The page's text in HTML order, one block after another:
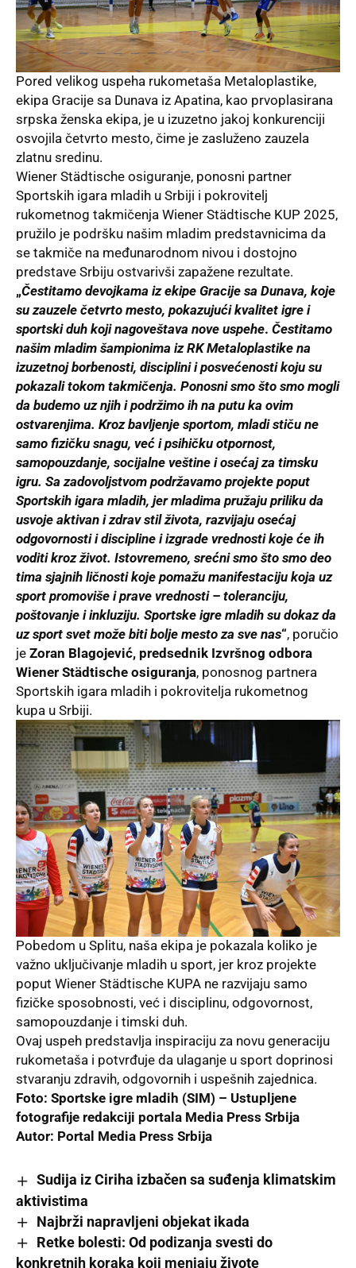
Pored velikog uspeha rukometaša Metaloplastike,
ekipa Gracije sa Dunava iz Apatina, kao prvoplasirana
srpska ženska ekipa, je u izuzetno jakoj konkurenciji
osvojila četvrto mesto, čime je zasluženo zauzela
zlatnu sredinu.
Wiener Städtische osiguranje, ponosni partner
Sportskih igara mladih u Srbiji i pokrovitelj
rukometnog takmičenja Wiener Städtische KUP 2025,
pružilo je podršku našim mladim predstavnicima da
se takmiče na međunarodnom nivou i dostojno
predstave Srbiju ostvarivši zapažene rezultate.
„Čestitamo devojkama iz ekipe Gracije sa Dunava, koje
su zauzele četvrto mesto, pokazujući kvalitet igre i
sportski duh koji nagoveštava nove uspehe. Čestitamo
našim mladim šampionima iz RK Metaloplastike na
izuzetnoj borbenosti, disciplini i posvećenosti koju su
pokazali tokom takmičenja. Ponosni smo što smo mogli
da budemo uz njih i podržimo ih na putu ka ovim
ostvarenjima. Kroz bavljenje sportom, mladi stiču ne
samo fizičku snagu, već i psihičku otpornost,
samopouzdanje, socijalne veštine i osećaj za timsku
igru. Sa zadovoljstvom podržavamo projekte poput
Sportskih igara mladih, jer mladima pružaju priliku da
usvoje aktivan i zdrav stil života, razvijaju osećaj
odgovornosti i discipline i izgrade vrednosti koje će ih
voditi kroz život. Istovremeno, srećni smo što smo deo
tima sjajnih ličnosti koje pomažu manifestaciju koja uz
sport promoviše i prave vrednosti – toleranciju,
poštovanje i inkluziju. Sportske igre mladih su dokaz da
uz sport svet može biti bolje mesto za sve nas“, poručio
je Zoran Blagojević, predsednik Izvršnog odbora
Wiener Städtische osiguranja, ponosnog partnera
Sportskih igara mladih i pokrovitelja rukometnog
kupa u Srbiji.
Pobedom u Splitu, naša ekipa je pokazala koliko je
važno uključivanje mladih u sport, jer kroz projekte
poput Wiener Städtische KUPA ne razvijaju samo
fizičke sposobnosti, već i disciplinu, odgovornost,
samopouzdanje i timski duh.
Ovaj uspeh predstavlja inspiraciju za novu generaciju
rukometaša i potvrđuje da ulaganje u sport doprinosi
stvaranju zdravih, odgovornih i uspešnih zajednica.
Foto: Sportske igre mladih (SIM) – Ustupljene
fotografije redakciji portala Media Press Srbija
Autor: Portal Media Press Srbija
Sudija iz Ciriha izbačen sa suđenja klimatskim
aktivistima
Najbrži napravljeni objekat ikada
Retke bolesti: Od podizanja svesti do
konkretnih koraka koji menjaju živote